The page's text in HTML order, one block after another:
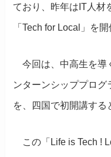
ており、昨年はIT人材
「Tech for Local」を開
今回は、中高生を導
ンターンシッププログ
を、四国で初開講する
この 「 Life is Tech !